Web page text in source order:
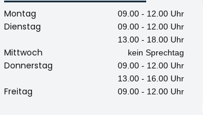
Montag 09.00 - 12.00 Uhr
Dienstag
09.00 - 12.00 Uhr
13.00 - 18.00 Uhr
Mittwoch kein Sprechtag
Donnerstag
09.00 - 12.00 Uhr
13.00 - 16.00 Uhr
Freitag 09.00 - 12.00 Uhr